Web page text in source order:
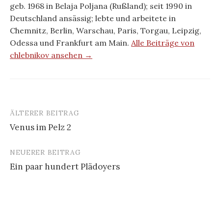
geb. 1968 in Belaja Poljana (Rußland); seit 1990 in
Deutschland ansässig; lebte und arbeitete in
Chemnitz, Berlin, Warschau, Paris, Torgau, Leipzig,
Odessa und Frankfurt am Main. Alle Beiträge von
chlebnikov ansehen →
Beitrags-
Navigation
ÄLTERER BEITRAG
Venus im Pelz 2
NEUERER BEITRAG
Ein paar hundert Plädoyers